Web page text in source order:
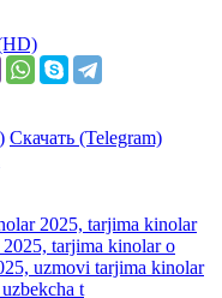
Скачать (Telegram)